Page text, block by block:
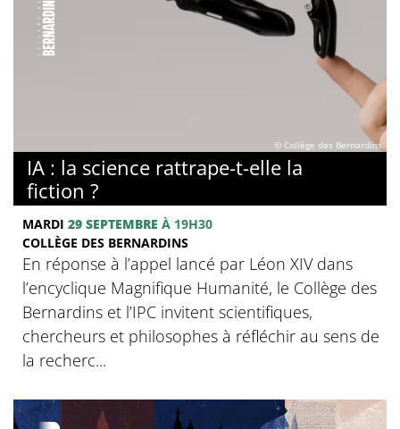
© Collège des Bernardins
IA : la science rattrape-t-elle la
fiction ?
MARDI 29 SEPTEMBRE À 19H30
COLLÈGE DES BERNARDINS
En réponse à l’appel lancé par Léon XIV dans
l’encyclique Magnifique Humanité, le Collège des
Bernardins et l’IPC invitent scientifiques,
chercheurs et philosophes à réfléchir au sens de
la recherc...